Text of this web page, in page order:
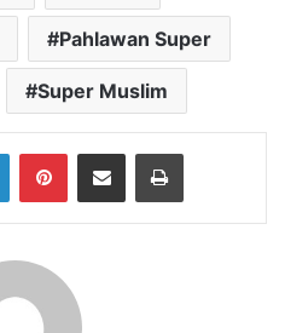
Pahlawan Super
Super Muslim
LinkedInPinterestShare via Email Print